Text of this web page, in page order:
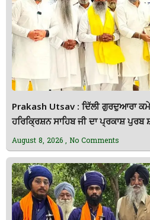
Prakash Utsav : ਦਿੱਲੀ ਗੁਰਦੁਆਰਾ
ਹਰਿਕ੍ਰਿਸ਼ਨ ਸਾਹਿਬ ਜੀ ਦਾ ਪ੍ਰਕਾਸ਼
August 8, 2026 No Comments